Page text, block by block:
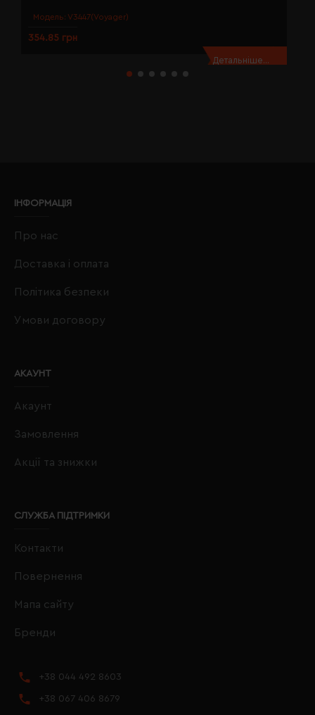
Модель: V3447(Voyager)
354.85 грн
Детальніше...
ІНФОРМАЦІЯ
Про нас
Доставка і оплата
Політика безпеки
Умови договору
АКАУНТ
Акаунт
Замовлення
Акції та знижки
СЛУЖБА ПІДТРИМКИ
Контакти
Повернення
Мапа сайту
Бренди
+38 044 492 8603
+38 067 406 8679